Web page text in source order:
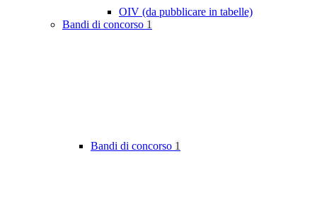
OIV (da pubblicare in tabelle)
Bandi di concorso 1
Bandi di concorso 1